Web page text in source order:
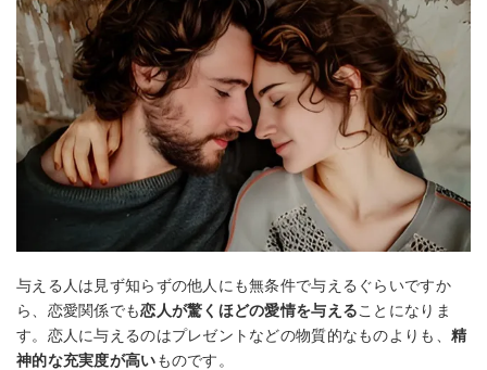
与える人は見ず知らずの他人にも無条件で与えるぐらいですか
ら、恋愛関係でも恋人が驚くほどの愛情を与えることになりま
す。恋人に与えるのはプレゼントなどの物質的なものよりも、 精
神的な充実度が高いものです。